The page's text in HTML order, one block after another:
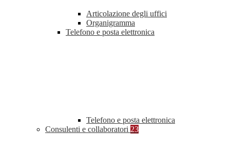
Articolazione degli uffici
Organigramma
Telefono e posta elettronica
Telefono e posta elettronica
Consulenti e collaboratori 23